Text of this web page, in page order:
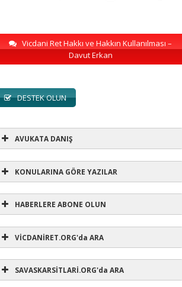
Vicdani Ret Hakkı ve Hakkın Kullanılması –
Davut Erkan
DESTEK OLUN
AVUKATA DANIŞ
AVUKATA DANIŞ
KONULARINA GÖRE YAZILAR
KONULARINA GÖRE YAZILAR
(1)
ihtarı(3)
HABERLERE ABONE OLUN
VİCDANİRET.ORG'da ARA
SAVASKARSİTLARİ.ORG'da ARA